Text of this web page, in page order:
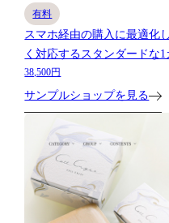
有料
スマホ経由の購入に最適化
く対応するスタンダードな1
38,500円
サンプルショップを見る